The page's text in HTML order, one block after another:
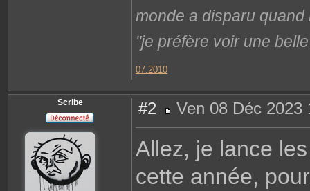
monde a disparu quand
"je préfère voir une
07.2010
Scribe #2
e
a
Ven 08 Déc 2023
Allez, je lance
cette année,